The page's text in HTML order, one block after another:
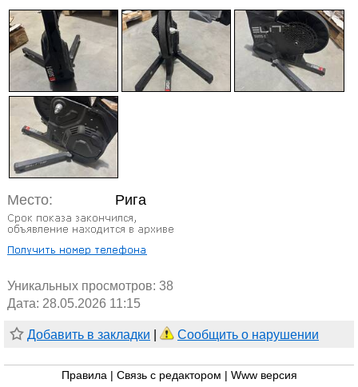
Место: Рига
Уникальных просмотров: 38
Дата: 28.05.2026 11:15
Добавить в закладки Сообщить о нарушении
Правила Связь с редактором Www версия